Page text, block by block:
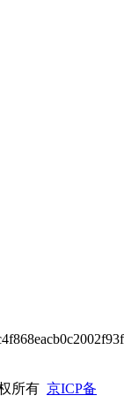
所有 京ICP备